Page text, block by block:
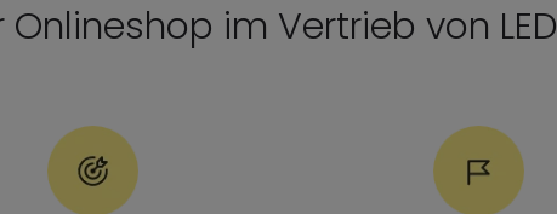
Onlineshop im Vertrieb von